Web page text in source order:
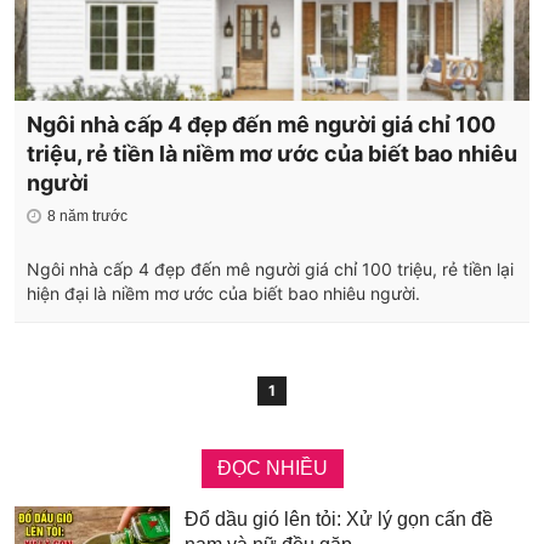
Ngôi nhà cấp 4 đẹp đến mê người giá chỉ 100
triệu, rẻ tiền là niềm mơ ước của biết bao nhiêu
người
8 năm trước
Ngôi nhà cấp 4 đẹp đến mê người giá chỉ 100 triệu, rẻ tiền lại
hiện đại là niềm mơ ước của biết bao nhiêu người.
1
ĐỌC NHIỀU
Đổ dầu gió lên tỏi: Xử lý gọn cấn đề